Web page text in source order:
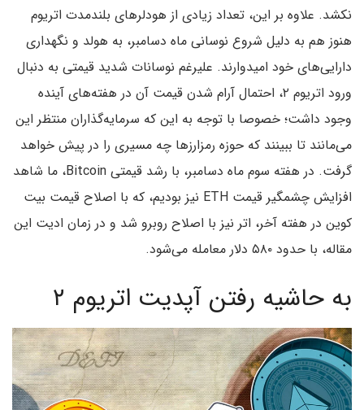
نکشد. علاوه بر این، تعداد زیادی از هودلرهای بلندمدت اتریوم
هنوز هم به دلیل شروع نوسانی ماه دسامبر، به هولد و نگهداری
دارایی‌های خود امیدوارند. علیرغم نوسانات شدید قیمتی به دنبال
ورود اتریوم ۲، احتمال آرام شدن قیمت آن در هفته‌های آینده
وجود داشت؛ خصوصا با توجه به این که سرمایه‌گذاران منتظر این
می‌مانند تا ببینند که حوزه رمزارزها چه مسیری را در پیش خواهد
گرفت. در هفته سوم ماه دسامبر، با رشد قیمتی Bitcoin، ما شاهد
افزایش چشمگیر قیمت ETH نیز بودیم، که با اصلاح قیمت بیت
کوین در هفته آخر، اتر نیز با اصلاح روبرو شد و در زمان ادیت این
مقاله، با حدود ۵۸۰ دلار معامله می‌شود.
به حاشیه رفتن آپدیت اتریوم ۲